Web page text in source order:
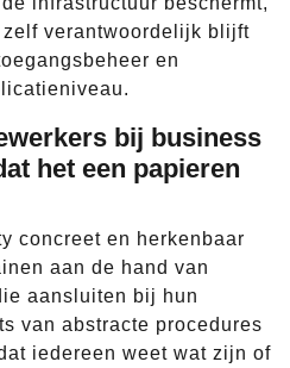
verantwoordelijk blijft
en
bij business
het een papieren
concreet en herkenbaar
aan de hand van
aansluiten bij hun
van abstracte procedures
iedereen weet wat zijn of